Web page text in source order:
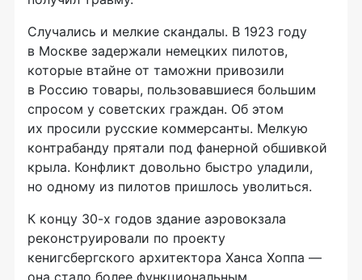
Случались и мелкие скандалы. В 1923 году
в Москве задержали немецких пилотов,
которые втайне от таможни привозили
в Россию товары, пользовавшиеся большим
спросом у советских граждан. Об этом
их просили русские коммерсанты. Мелкую
контрабанду прятали под фанерной обшивкой
крыла. Конфликт довольно быстро уладили,
но одному из пилотов пришлось уволиться.
К концу 30-х годов здание аэровокзала
реконструировали по проекту
кенигсбергского архитектора Ханса Хоппа —
она стало более функциональным